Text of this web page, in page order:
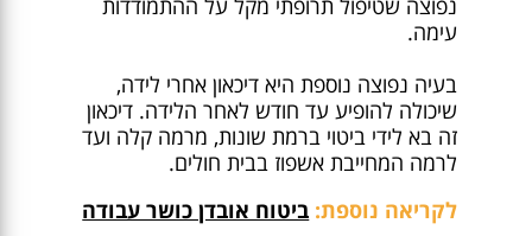
עימה.
בעיה נפוצה נוספת היא דיכאון אחרי לידה,
שיכולה להופיע עד חודש לאחר הלידה. דיכאון
זה בא לידי ביטוי ברמת שונות, מרמה קלה ועד
לרמה המחייבת אשפוז בבית חולים.
לקריאה נוספת: ביטוח אובדן כושר עבודה